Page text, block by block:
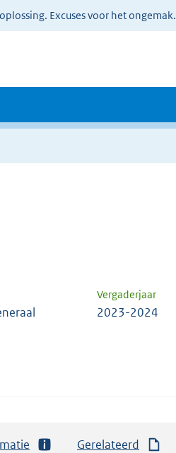
Excuses voor het ongemak.
Vergaderjaar
2023-2024
Gerelateerd